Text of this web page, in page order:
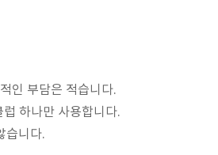
인 부담은 적습니다.
하나만 사용합니다.
습니다.